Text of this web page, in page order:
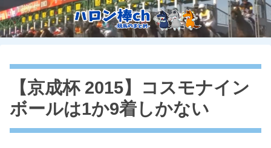
【京成杯 2015】コスモナイン
ボールは1か9着しかない